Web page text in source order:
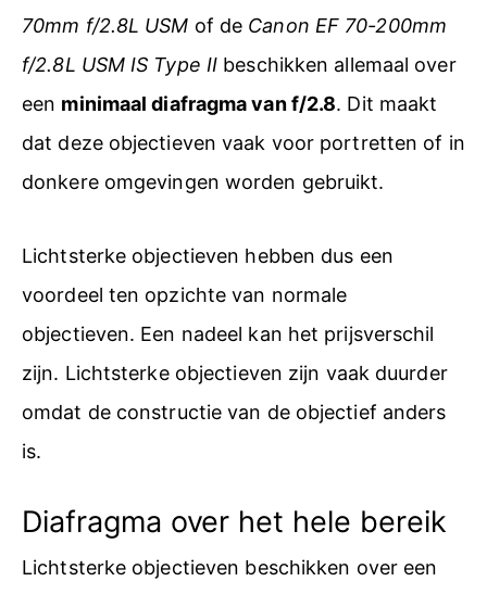
70mm f/2.8L USM of de Canon EF 70-200mm
f/2.8L USM IS Type II beschikken allemaal over
een minimaal diafragma van f/2.8. Dit maakt
dat deze objectieven vaak voor portretten of in
donkere omgevingen worden gebruikt.
Lichtsterke objectieven hebben dus een
voordeel ten opzichte van normale
objectieven. Een nadeel kan het prijsverschil
zijn. Lichtsterke objectieven zijn vaak duurder
omdat de constructie van de objectief anders
is.
Diafragma over het hele bereik
Lichtsterke objectieven beschikken over een